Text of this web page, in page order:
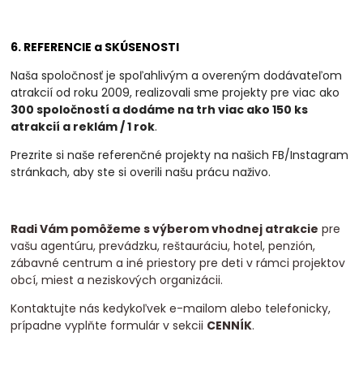
6. REFERENCIE a SKÚSENOSTI
Naša spoločnosť je spoľahlivým a overeným dodávateľom
atrakcií od roku 2009, realizovalisme projekty pre viac ako
300 spoločností a dodáme na trh viac ako 150 ks
atrakcií a reklám / 1 rok.
Prezrite si naše referenčné projekty na našich FB/Instagram
stránkach, aby ste si overili našu prácu naživo.
Radi Vám pomôžeme s výberom vhodnej atrakcie pre
vašu agentúru, prevádzku, reštauráciu, hotel, penzión,
zábavné centrum a iné priestory pre deti v rámci projektov
obcí, miest a neziskových organizácii.
Kontaktujte nás kedykoľvek e-mailom alebo telefonicky,
prípadne vyplňte formulár v sekcii CENNÍK.